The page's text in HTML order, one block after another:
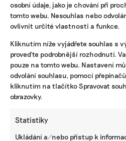
osobní údaje, jako je chování při
tomto webu. Nesouhlas nebo
ovlivnit určité vlastnosti a funkce.
Kliknutím níže vyjádřete souhlas s
proveďte podrobnější rozhodnutí.
pouze na tomto webu. Nastavení
odvolání souhlasu, pomocí
kliknutím na tlačítko Spravovat
obrazovky.
Statistiky
Ukládání a/nebo přístup k
KOMERČNÍ SDĚLENÍ
Udržitelnost,
Festival Týká se
Hradišti startuje